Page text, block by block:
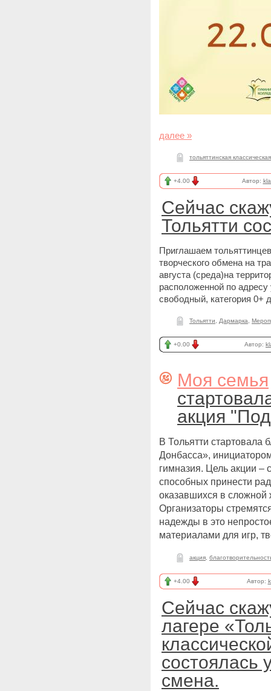
далее »
тольяттинская
+4.00 Автор:
Сейчас
Тольятти
Приглашаем
творческого обмена на
августа (среда)на
расположенной по
свободный, категория 0+
Тольятти Дармарка
+0.00 Автор:
Моя семья
акция
В Тольятти стартовала
Донбасса»,
гимназия. Цель акции
способных принести
оказавшихся в сложной
Организаторы
надежды в это
материалами для игр,
акция
+4.00 Автор:
Сейчас
лагере
состоялась
смена.